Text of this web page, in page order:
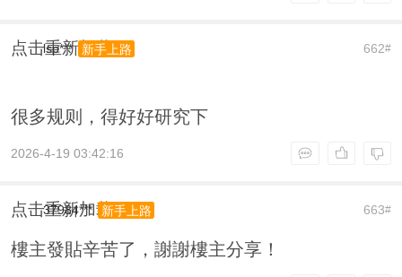
点击重新加载 662#
lsp*** 新手上路
很多规则，得好好研究下
2026-4-19 03:42:16
点击重新加载 663#
37984*** 新手上路
樓主發貼辛苦了，謝謝樓主分享！